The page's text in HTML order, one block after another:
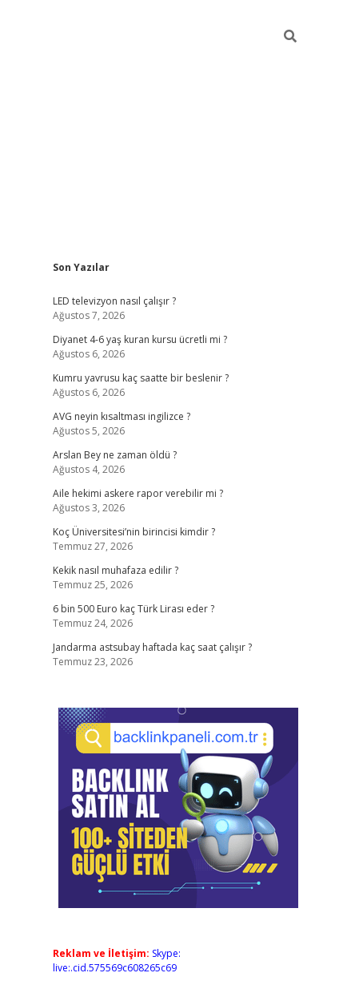
Sidebar
Son Yazılar
LED televizyon nasıl çalışır ?
Ağustos 7, 2026
Diyanet 4-6 yaş kuran kursu ücretli mi ?
Ağustos 6, 2026
Kumru yavrusu kaç saatte bir beslenir ?
Ağustos 6, 2026
AVG neyin kısaltması ingilizce ?
Ağustos 5, 2026
Arslan Bey ne zaman öldü ?
Ağustos 4, 2026
Aile hekimi askere rapor verebilir mi ?
Ağustos 3, 2026
Koç Üniversitesi’nin birincisi kimdir ?
Temmuz 27, 2026
Kekik nasıl muhafaza edilir ?
Temmuz 25, 2026
6 bin 500 Euro kaç Türk Lirası eder ?
Temmuz 24, 2026
Jandarma astsubay haftada kaç saat çalışır ?
Temmuz 23, 2026
Reklam ve İletişim: Skype:
live:.cid.575569c608265c69
ilbet yeni giriş